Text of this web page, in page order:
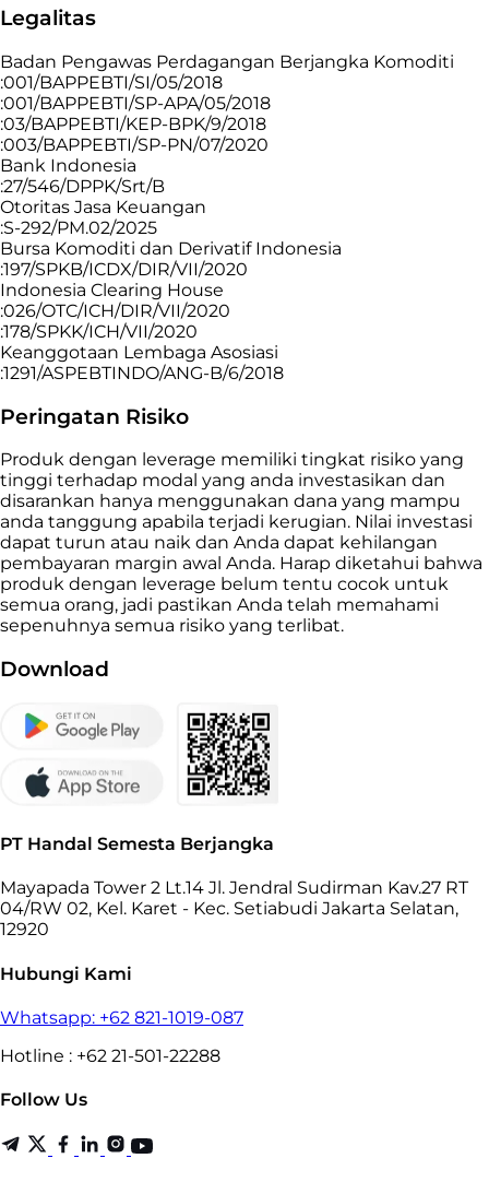
Legalitas
Badan Pengawas Perdagangan Berjangka Komoditi
:001/BAPPEBTI/SI/05/2018
:001/BAPPEBTI/SP-APA/05/2018
:03/BAPPEBTI/KEP-BPK/9/2018
:003/BAPPEBTI/SP-PN/07/2020
Bank Indonesia
:27/546/DPPK/Srt/B
Otoritas Jasa Keuangan
:S-292/PM.02/2025
Bursa Komoditi dan Derivatif Indonesia
:197/SPKB/ICDX/DIR/VII/2020
Indonesia Clearing House
:026/OTC/ICH/DIR/VII/2020
:178/SPKK/ICH/VII/2020
Keanggotaan Lembaga Asosiasi
:1291/ASPEBTINDO/ANG-B/6/2018
Peringatan Risiko
Produk dengan leverage memiliki tingkat risiko yang
tinggi terhadap modal yang anda investasikan dan
disarankan hanya menggunakan dana yang mampu
anda tanggung apabila terjadi kerugian. Nilai investasi
dapat turun atau naik dan Anda dapat kehilangan
pembayaran margin awal Anda. Harap diketahui bahwa
produk dengan leverage belum tentu cocok untuk
semua orang, jadi pastikan Anda telah memahami
sepenuhnya semua risiko yang terlibat.
Download
PT Handal Semesta Berjangka
Mayapada Tower 2 Lt.14 Jl. Jendral Sudirman Kav.27 RT
04/RW 02, Kel. Karet - Kec. Setiabudi Jakarta Selatan,
12920
Hubungi Kami
Whatsapp: +62 821-1019-087
Hotline : +62 21-501-22288
Follow Us